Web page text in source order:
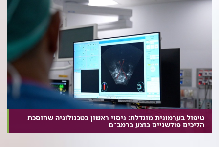
טיפול בערמונית מוגדלת: ניסוי ראשון בטכנולוגיה שחוסכת
הליכים פולשניים בוצע ברמב"ם